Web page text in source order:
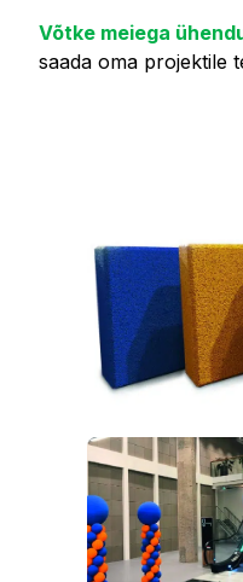
Võtke meiega
saada oma projektile